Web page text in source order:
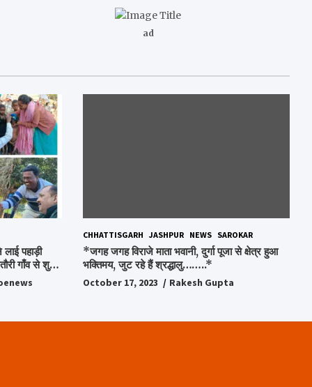
ad
पहाड़ी
गाँव से शुरु
CHHATTISGARH JASHPUR NEWS SAROKAR
*जगह जगह विराजे माता भवानी, दुर्गा पूजा से क्षेत्र हुआ
भक्तिमय, जुट रहे हैं श्रद्धालु……..*
October 17, 2023 Rakesh Gupta